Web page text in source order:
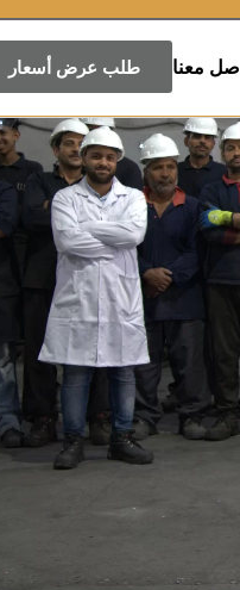
معنا طلب عرض أسعار